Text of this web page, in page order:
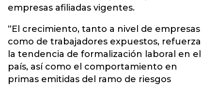
empresas afiliadas vigentes.
“El crecimiento, tanto a nivel de empresas
como de trabajadores expuestos, refuerza
la tendencia de formalización laboral en el
país, así como el comportamiento en
primas emitidas del ramo de riesgos